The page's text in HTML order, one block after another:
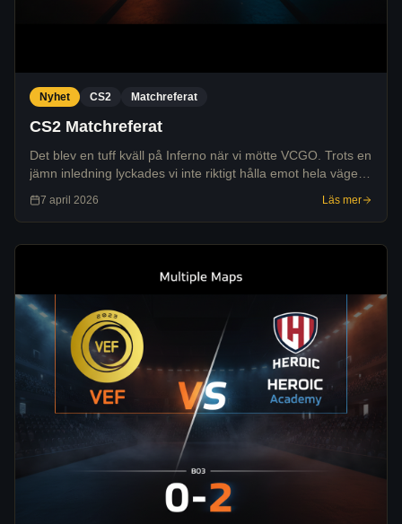
Nyhet CS2 Matchreferat
CS2 Matchreferat
Det blev en tuff kväll på Inferno när vi mötte VCGO. Trots en
jämn inledning lyckades vi inte riktigt hålla emot hela vägen,
och matchen slutade 8-13 till motståndarnas fördel.
7 april 2026 Läs mer